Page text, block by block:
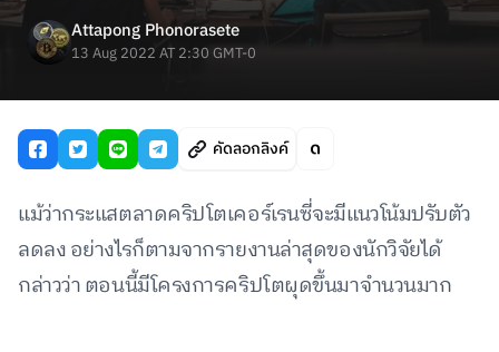
Attapong Phonorasete
13 Aug 2022 AT 2:30 GMT-0
คัดลอกลิงค์
แม้ว่ากระแสตลาดคริปโตเคอร์เรนซี่จะมีแนวโน้มปรับตัว
ลดลง อย่างไรก็ตามจากรายงานล่าสุดของนักวิจัยได้
กล่าวว่า ตอนนี้มีโครงการคริปโตผุดขึ้นมาจำนวนมาก